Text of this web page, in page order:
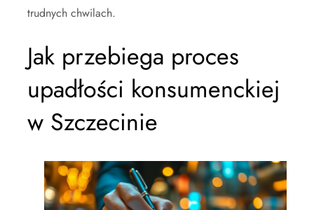
trudnych chwilach.
Jak przebiega proces
upadłości konsumenckiej
w Szczecinie